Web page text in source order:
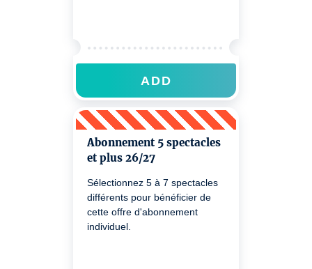
ADD
Abonnement 5 spectacles
et plus 26/27
Sélectionnez 5 à 7 spectacles
différents pour bénéficier de
cette offre d'abonnement
individuel.